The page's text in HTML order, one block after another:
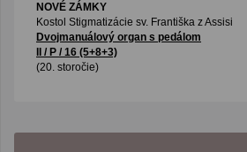
NOVÉ ZÁMKY
Kostol Stigmatizácie sv. Františka z Assisi
Dvojmanuálový organ s pedálom
II / P / 16 (5+8+3)
(20. storočie)